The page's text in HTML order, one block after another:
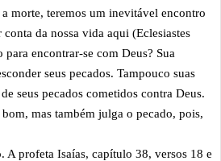
morte, teremos um inevitável encontro
da nossa vida aqui (Eclesiastes
para encontrar-se com Deus? Sua
seus pecados. Tampouco suas
seus pecados cometidos contra Deus.
mas também julga o pecado, pois,
A profeta Isaías, capítulo 38, versos 18 e